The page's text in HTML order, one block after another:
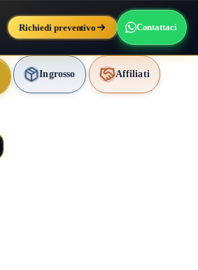
Richiedi preventivo Contattaci
Ingrosso Affiliati